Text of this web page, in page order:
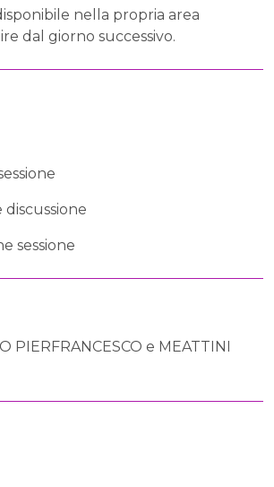
nella propria area
dal giorno successivo.
discussione
sessione
PIERFRANCESCO e MEATTINI